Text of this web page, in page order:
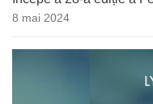
8 mai 2024